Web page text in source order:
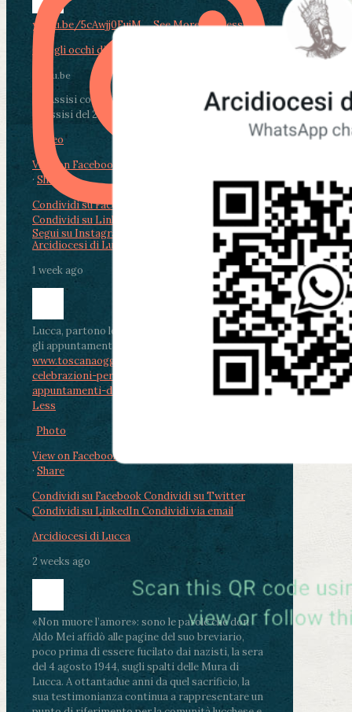
youtu.be/5cAwjj0FujM...See MoreSee Less
Con gli occhi di Paolo del 1 Agosto 2026
youtu.be
Da Assisi con i giovani per Celebrare il Perdono
di Assisi del 2 Ag...
Video
View on Facebook
· Share
Condividi su Facebook
Condividi su LinkedIn
Condividi via email
Arcidiocesi di Lucca
1 week ago
Lucca, partono le celebrazioni per don Aldo Mei:
gli appuntamenti dal 2 al 4 agosto
www.toscanaoggi.it/lucca-partono-le-
celebrazioni-per-don-aldo-mei-gli-
appuntamenti-dal-2-al-4-ago...
See MoreSee
Less
Photo
View on Facebook
· Share
Condividi su FacebookCondividi su Twitter
Condividi su LinkedInCondividi via email
Arcidiocesi di Lucca
2 weeks ago
«Non muore l’amore»: sono le parole che don
Aldo Mei affidò alle pagine del suo breviario,
poco prima di essere fucilato dai nazisti, la sera
del 4 agosto 1944, sugli spalti delle Mura di
Lucca. A ottantadue anni da quel sacrificio, la
sua testimonianza continua a rappresentare un
Segui su Instagram